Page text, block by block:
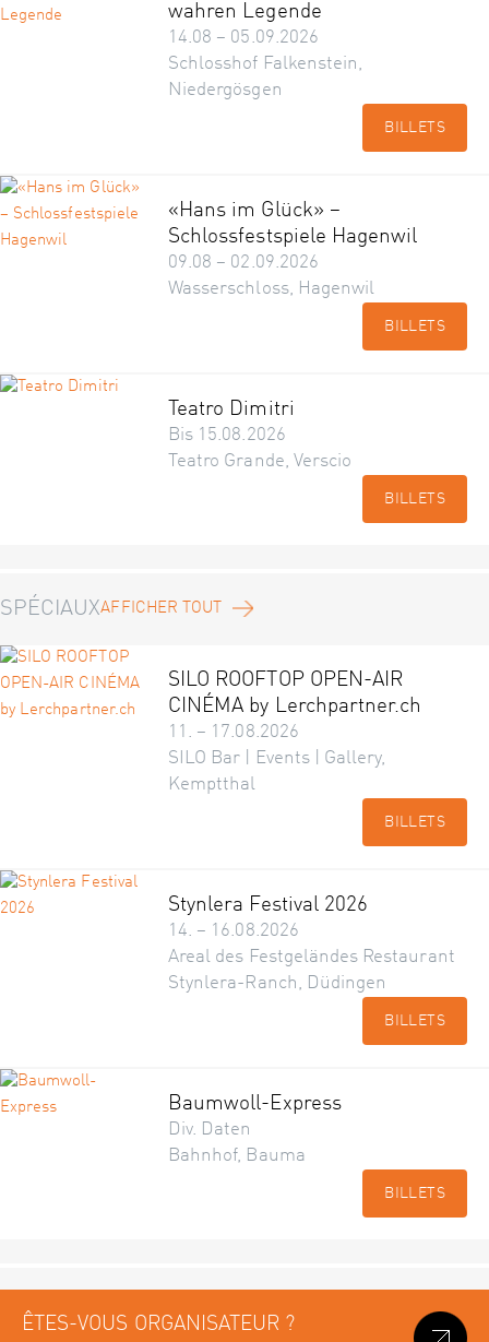
wahren Legende
14.08 – 05.09.2026
Schlosshof Falkenstein,
Niedergösgen
BILLETS
«Hans im Glück» –
Schlossfestspiele Hagenwil
09.08 – 02.09.2026
Wasserschloss, Hagenwil
BILLETS
Teatro Dimitri
Bis 15.08.2026
Teatro Grande, Verscio
BILLETS
SPÉCIAUXAFFICHER TOUT
SILO ROOFTOP OPEN-AIR
CINÉMA by Lerchpartner.ch
11. – 17.08.2026
SILO Bar | Events | Gallery,
Kemptthal
BILLETS
Stynlera Festival 2026
14. – 16.08.2026
Areal des Festgeländes Restaurant
Stynlera-Ranch, Düdingen
BILLETS
Baumwoll-Express
Div. Daten
Bahnhof, Bauma
BILLETS
ÊTES-VOUS ORGANISATEUR ?